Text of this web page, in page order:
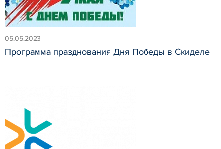
05.05.2023
Программа празднования Дня Победы в Скиделе